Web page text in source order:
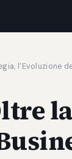
l'Evoluzione